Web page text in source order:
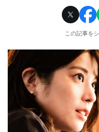
この記事を